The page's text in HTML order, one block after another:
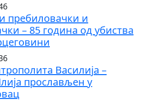
пребиловачки и
– 85 година од убиства
Василија –
прослављен у